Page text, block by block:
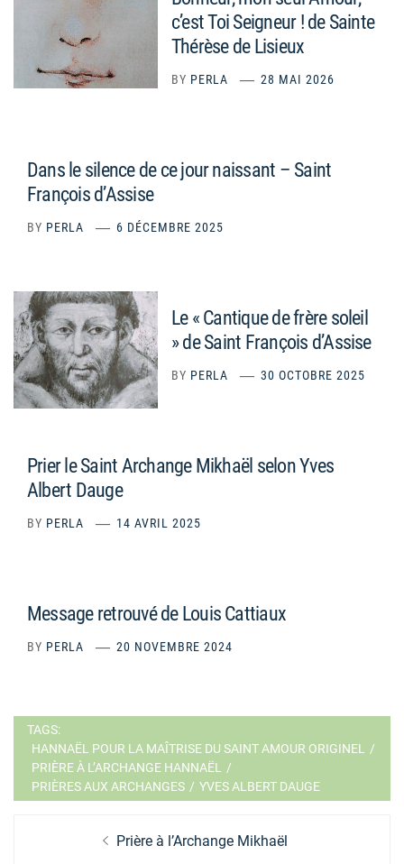
c’est Toi Seigneur ! de Sainte
Thérèse de Lisieux
BY PERLA 28 MAI 2026
Dans le silence de ce jour naissant – Saint
François d’Assise
BY PERLA 6 DÉCEMBRE 2025
Le « Cantique de frère soleil
» de Saint François d’Assise
BY PERLA 30 OCTOBRE 2025
Prier le Saint Archange Mikhaël selon Yves
Albert Dauge
BY PERLA 14 AVRIL 2025
Message retrouvé de Louis Cattiaux
BY PERLA 20 NOVEMBRE 2024
TAGS:
HANNAËL POUR LA MAÎTRISE DU SAINT AMOUR ORIGINEL /
PRIÈRE À L’ARCHANGE HANNAËL /
PRIÈRES AUX ARCHANGES / YVES ALBERT DAUGE
NavigationPrevious
Prière à l’Archange Mikhaël